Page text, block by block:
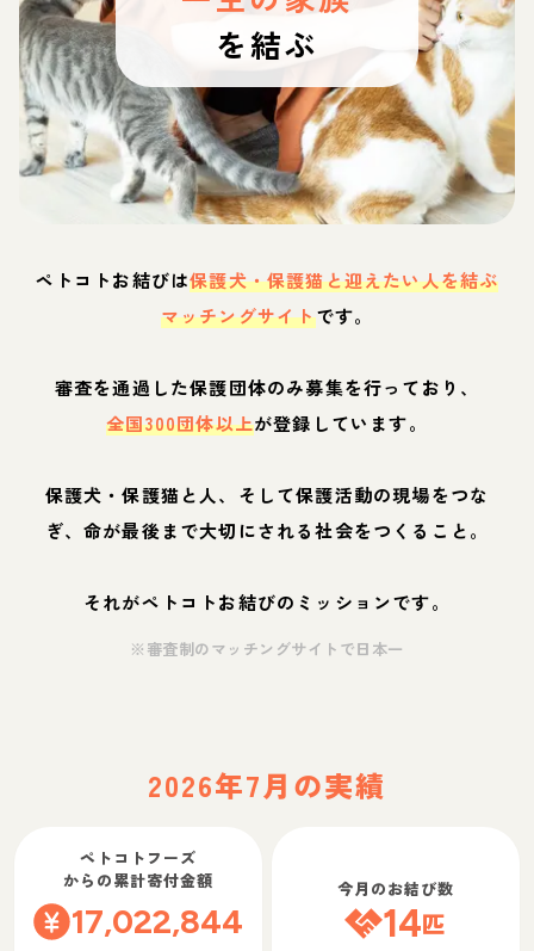
を結ぶ
ペトコトお結びは保護犬・保護猫と迎えたい人を結ぶ
マッチングサイトです。
審査を通過した保護団体のみ募集を行っており、
全国300団体以上が登録しています。
保護犬・保護猫と人、そして保護活動の現場をつな
ぎ、命が最後まで大切にされる社会をつくること。
それがペトコトお結びのミッションです。
※審査制のマッチングサイトで日本一
2026年7月の実績
ペトコトフーズ
からの累計寄付金額
17,022,844
今月のお結び数
14匹